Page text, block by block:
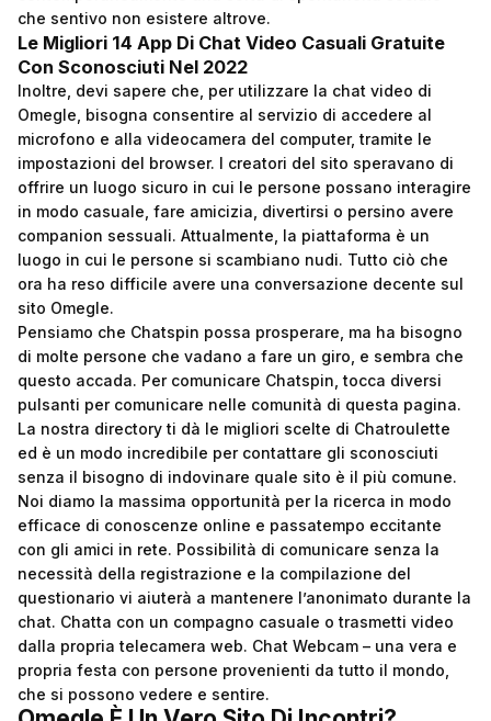
che sentivo non esistere altrove.
Le Migliori 14 App Di Chat Video Casuali Gratuite
Con Sconosciuti Nel 2022
Inoltre, devi sapere che, per utilizzare la chat video di
Omegle, bisogna consentire al servizio di accedere al
microfono e alla videocamera del computer, tramite le
impostazioni del browser. I creatori del sito speravano di
offrire un luogo sicuro in cui le persone possano interagire
in modo casuale, fare amicizia, divertirsi o persino avere
companion sessuali. Attualmente, la piattaforma è un
luogo in cui le persone si scambiano nudi. Tutto ciò che
ora ha reso difficile avere una conversazione decente sul
sito Omegle.
Pensiamo che Chatspin possa prosperare, ma ha bisogno
di molte persone che vadano a fare un giro, e sembra che
questo accada. Per comunicare Chatspin, tocca diversi
pulsanti per comunicare nelle comunità di questa pagina.
La nostra directory ti dà le migliori scelte di Chatroulette
ed è un modo incredibile per contattare gli sconosciuti
senza il bisogno di indovinare quale sito è il più comune.
Noi diamo la massima opportunità per la ricerca in modo
efficace di conoscenze online e passatempo eccitante
con gli amici in rete. Possibilità di comunicare senza la
necessità della registrazione e la compilazione del
questionario vi aiuterà a mantenere l’anonimato durante la
chat. Chatta con un compagno casuale o trasmetti video
dalla propria telecamera web. Chat Webcam – una vera e
propria festa con persone provenienti da tutto il mondo,
che si possono vedere e sentire.